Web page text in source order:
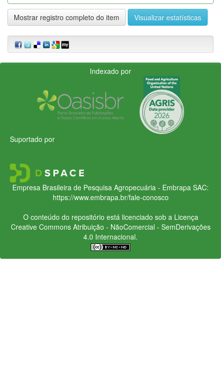
Mostrar registro completo do item Visualizar estatísticas
Indexado por
Suportado por
Empresa Brasileira de Pesquisa Agropecuária - Embrapa SAC:
https://www.embrapa.br/fale-conosco
O conteúdo do repositório está licenciado sob a Licença
Creative CommonsAtribuição - NãoComercial - SemDerivações
4.0 Internacional.